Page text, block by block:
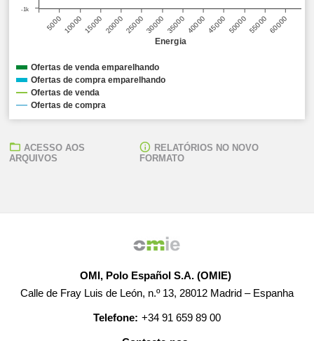
Energia
5000 1000015000 200002500030000 35000 40000 45000 500005500060000
-1k
Ofertas de venda emparelhando
Ofertas de compra emparelhando
Ofertas de venda
Ofertas de compra
ACESSO AOS
ARQUIVOS
RELATÓRIOS NO NOVO
FORMATO
OMI, Polo Español S.A. (OMIE)
Calle de Fray Luis de León, n.º 13, 28012 Madrid – Espanha
Telefone: +34 91 659 89 00